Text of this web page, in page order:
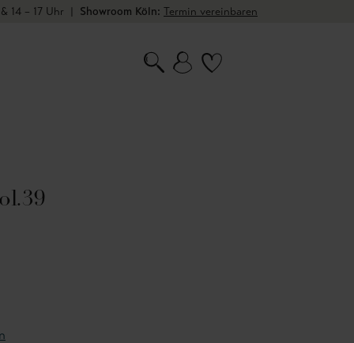
14 – 17 Uhr | Showroom Köln: Termin vereinbaren